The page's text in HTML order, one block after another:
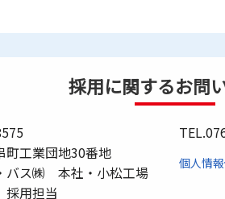
採用に関するお問
町工業団地30番地
バス㈱ 本社・小松工場
用担当
TEL.
個人情